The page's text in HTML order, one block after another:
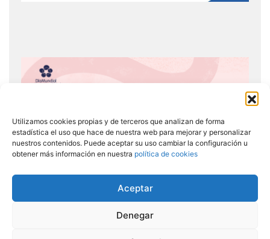
Utilizamos cookies propias y de terceros que analizan de forma
estadística el uso que hace de nuestra web para mejorar y personalizar
nuestros contenidos. Puede aceptar su uso cambiar la configuración u
obtener más información en nuestra política de cookies
Aceptar
Denegar